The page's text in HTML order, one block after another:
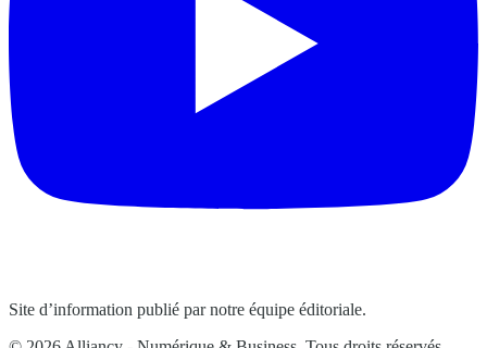
Site d’information publié par notre équipe éditoriale.